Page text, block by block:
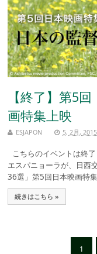
【終了】第5
画特集上映
ESJAPON 5, 2月, 2015
こちらのイベントは終
エスパニョーラが、日西
36選」第5回日本映画特
続きはこちら »
1